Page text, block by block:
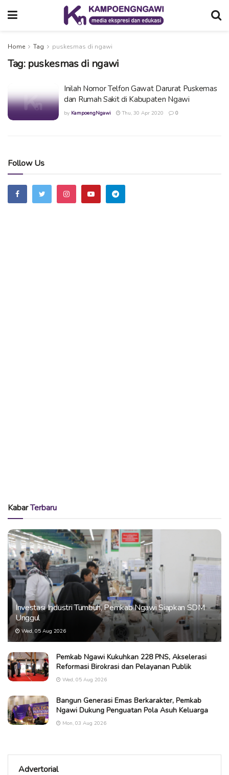
Home Tag puskesmas di ngawi
Tag: puskesmas di ngawi
Inilah Nomor Telfon Gawat Darurat Puskemas
dan Rumah Sakit di Kabupaten Ngawi
by KampoengNgawi Thu, 30 Apr 2020 0
Follow Us
KabarTerbaru
Investasi Industri Tumbuh, Pemkab Ngawi Siapkan SDM
Unggul
Wed, 05 Aug 2026
Pemkab Ngawi Kukuhkan 228 PNS, Akselerasi
Reformasi Birokrasi dan Pelayanan Publik
Wed, 05 Aug 2026
Bangun Generasi Emas Berkarakter, Pemkab
Ngawi Dukung Penguatan Pola Asuh Keluarga
Mon, 03 Aug 2026
Advertorial